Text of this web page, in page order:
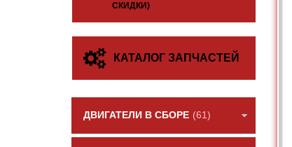
СКИДКИ)
КАТАЛОГ ЗАПЧАСТЕЙ
ДВИГАТЕЛИ В СБОРЕ (61)